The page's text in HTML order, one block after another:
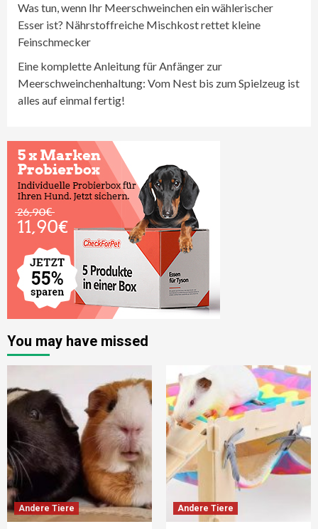
Was tun, wenn Ihr Meerschweinchen ein wählerischer
Esser ist? Nährstoffreiche Mischkost rettet kleine
Feinschmecker
Eine komplette Anleitung für Anfänger zur
Meerschweinchenhaltung: Vom Nest bis zum Spielzeug ist
alles auf einmal fertig!
You may have missed
Andere Tiere Andere Tiere